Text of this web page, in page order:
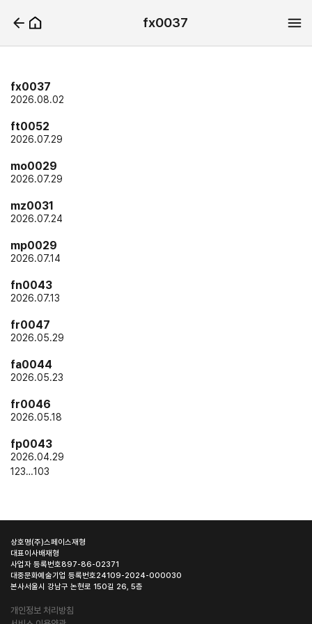
fx0037
fx0037
2026.08.02
ft0052
2026.07.29
mo0029
2026.07.29
mz0031
2026.07.24
mp0029
2026.07.14
fn0043
2026.07.13
fr0047
2026.05.29
fa0044
2026.05.23
fr0046
2026.05.18
fp0043
2026.04.29
1 23…103
상호명(주)스페이스재형
대표이사배재형
사업자 등록번호897-86-02371
대중문화예술기업 등록번호24109-2024-000030
본사서울시 강남구 논현로 150길 26, 5층
개인정보 처리방침